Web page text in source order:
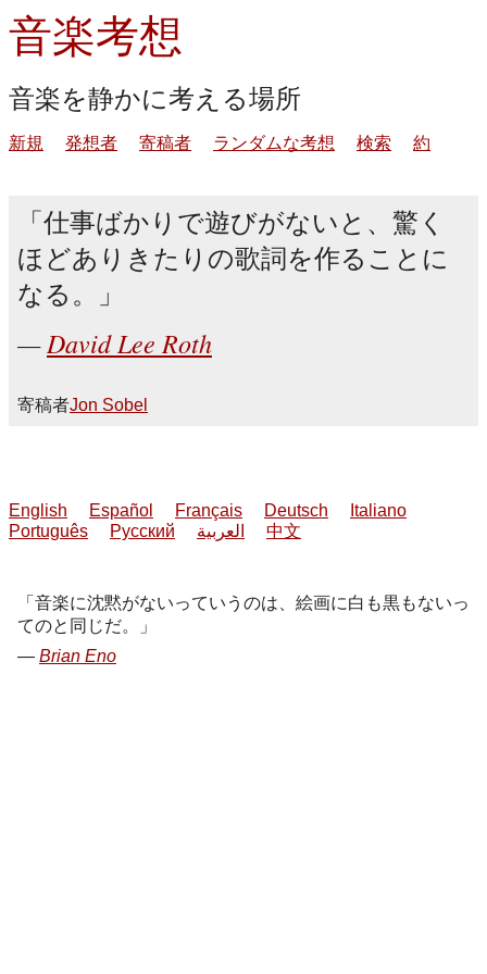
音楽考想
音楽を静かに考える場所
新規 発想者 寄稿者 ランダムな考想 検索 約
仕事ばかりで遊びがないと、驚く
ほどありきたりの歌詞を作ることに
なる。
David Lee Roth
寄稿者Jon Sobel
English Español Français Deutsch
Italiano
Português
Русский العربية 中文
音楽に沈黙がないっていうのは、絵画に白も黒もないっ
てのと同じだ。
Brian Eno